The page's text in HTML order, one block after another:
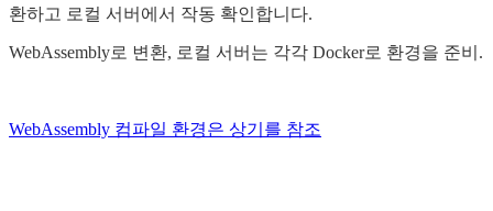
환하고 로컬 서버에서 작동 확인합니다.
WebAssembly로 변환, 로컬 서버는 각각 Docker로 환경을 준비.
WebAssembly 컴파일 환경은 상기를 참조